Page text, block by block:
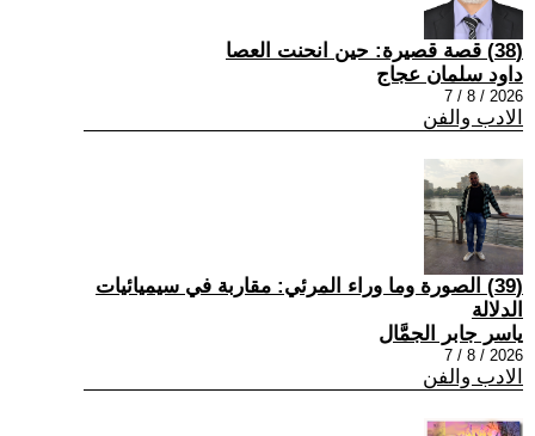
(38) قصة قصيرة: حين انحنت العصا
داود سلمان عجاج
2026 / 8 / 7
الادب والفن
(39) الصورة وما وراء المرئي: مقاربة في سيميائيات
الدلالة
ياسر جابر الجمَّال
2026 / 8 / 7
الادب والفن